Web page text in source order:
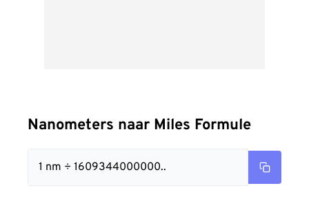
Nanometers naar Miles Formule
1 nm ÷ 1609344000000..